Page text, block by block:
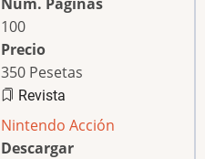
100
Precio
350 Pesetas
Revista
Nintendo Acción
Descargar